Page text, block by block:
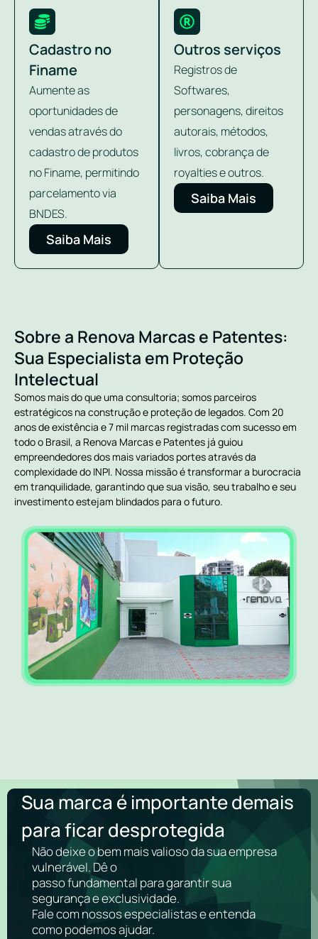
Cadastro no
Finame
Aumente as
oportunidades de
vendas através do
cadastro de produtos
no Finame, permitindo
parcelamento via
BNDES.
Saiba Mais
Outros serviços
Registros de
Softwares,
personagens, direitos
autorais, métodos,
livros, cobrança de
royalties e outros.
Saiba Mais
Sobre a Renova Marcas e Patentes:
Sua Especialista em Proteção
Intelectual
Somos mais do que uma consultoria; somos parceiros
estratégicos na construção e proteção de legados. Com 20
anos de existência e 7 mil marcas registradas com sucesso em
todo o Brasil, a Renova Marcas e Patentes já guiou
empreendedores dos mais variados portes através da
complexidade do INPI. Nossa missão é transformar a burocracia
em tranquilidade, garantindo que sua visão, seu trabalho e seu
investimento estejam blindados para o futuro.
Sua marca é importante demais
para ficar desprotegida
Não deixe o bem mais valioso da sua empresa
vulnerável. Dê o
passo fundamental para garantir sua
segurança e exclusividade.
Fale com nossos especialistas e entenda
como podemos ajudar.